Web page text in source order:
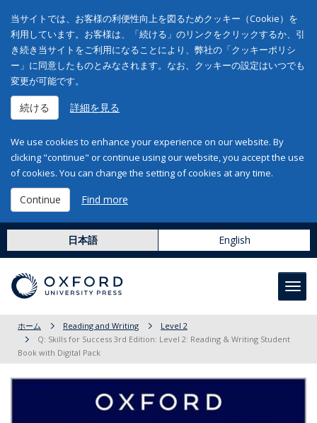
当サイトでは、お客様の利便性向上を図るためクッキー（Cookie）を
利用しています。お客様は、「続ける」のリンクをクリックするか、引
き続き当サイトをご利用になることにより、弊社の「クッキーポリシ
ー」に同意したものとみなされます。なお、クッキーの設定はいつでも
変更が可能です。
続ける 詳細を見る
We use cookies to enhance your experience on our website. By
clicking "continue" or continue using our website, you accept the use
of cookies. You can change the setting of cookies at any time.
Continue Find more
日本語 English
ホーム Reading and Writing
Level 2
Q: Skills for Success 3rd Edition: Level 2: Reading & Writing Student
Book with Digital Pack